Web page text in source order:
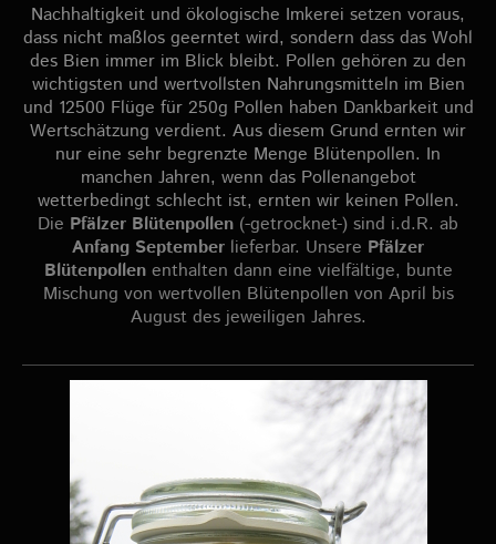
Nachhaltigkeit und ökologische Imkerei setzen voraus,
dass nicht maßlos geerntet wird, sondern dass das Wohl
des Bien immer im Blick bleibt. Pollen gehören zu den
wichtigsten und wertvollsten Nahrungsmitteln im Bien
und 12500 Flüge für 250g Pollen haben Dankbarkeit und
Wertschätzung verdient. Aus diesem Grund ernten wir
nur eine sehr begrenzte Menge Blütenpollen. In
manchen Jahren, wenn das Pollenangebot
wetterbedingt schlecht ist, ernten wir keinen Pollen.
Die Pfälzer Blütenpollen (-getrocknet-) sind i.d.R. ab
Anfang September lieferbar. Unsere Pfälzer
Blütenpollenenthalten dann eine vielfältige, bunte
Mischung von wertvollen Blütenpollen von April bis
August des jeweiligen Jahres.